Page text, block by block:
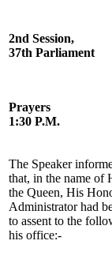
2nd Session,
37th Parliament
Prayers
1:30 P.M.
The Speaker
that, in the name of
the Queen, His
Administrator had
to assent to the
his office:-